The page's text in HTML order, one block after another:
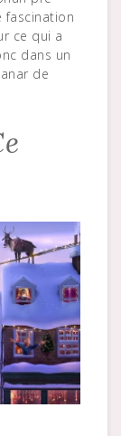
fascination
ce qui a
dans un
de